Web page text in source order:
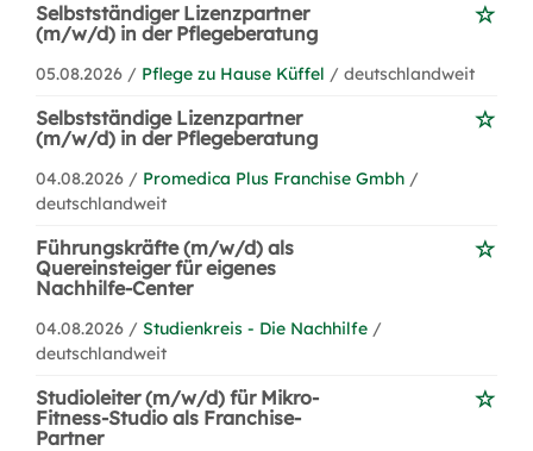
Selbstständiger Lizenzpartner
(m/w/d) in der Pflegeberatung
05.08.2026 / Pflege zu Hause Küffel / deutschlandweit
Selbstständige Lizenzpartner
(m/w/d) in der Pflegeberatung
04.08.2026 / Promedica Plus Franchise Gmbh /
deutschlandweit
Führungskräfte (m/w/d) als
Quereinsteiger für eigenes
Nachhilfe-Center
04.08.2026 / Studienkreis - Die Nachhilfe /
deutschlandweit
Studioleiter (m/w/d) für Mikro-
Fitness-Studio als Franchise-
Partner